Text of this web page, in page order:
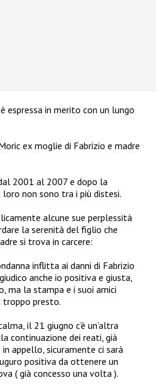
è espressa in merito con un lungo
ex moglie di Fabrizio e madre
2001 al 2007 e dopo la
non sono tra i più distesi.
alcune sue perplessità
la serenità del figlio che
si trova in carcere:
inflitta ai danni di Fabrizio
anche io positiva e giusta,
la stampa e i suoi amici
presto.
il 21 giugno c’è un’altra
continuazione dei reati, già
appello, sicuramente ci sarà
positiva da ottenere un
( già concesso una volta ).